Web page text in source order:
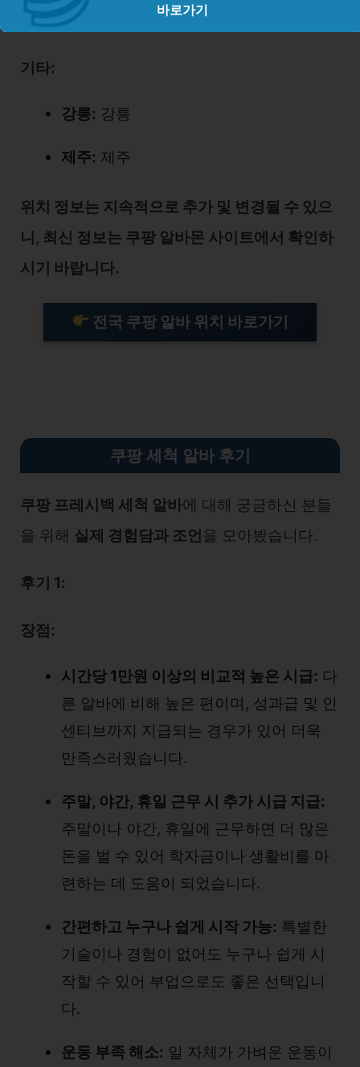
전북: 전주, 익산
기타:
강릉: 강릉
제주: 제주
위치 정보는 지속적으로 추가 및 변경될 수 있으
니, 최신 정보는 쿠팡 알바몬 사이트에서 확인하
시기 바랍니다.
전국 쿠팡 알바 위치 바로가기
쿠팡 세척 알바 후기
쿠팡 프레시백 세척 알바에 대해 궁금하신 분들
을 위해 실제 경험담과 조언을 모아봤습니다.
후기 1:
장점:
시간당 1만원 이상의 비교적 높은 시급: 다
른 알바에 비해 높은 편이며, 성과급 및 인
센티브까지 지급되는 경우가 있어 더욱
만족스러웠습니다.
주말, 야간, 휴일 근무 시 추가 시급 지급:
주말이나 야간, 휴일에 근무하면 더 많은
돈을 벌 수 있어 학자금이나 생활비를 마
련하는 데 도움이 되었습니다.
간편하고 누구나 쉽게 시작 가능: 특별한
기술이나 경험이 없어도 누구나 쉽게 시
작할 수 있어 부업으로도 좋은 선택입니
다.
운동 부족 해소: 일 자체가 가벼운 운동이
바로가기